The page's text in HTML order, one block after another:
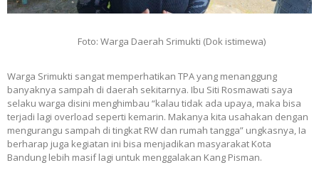
Foto: Warga Daerah Srimukti (Dok istimewa)
Warga Srimukti sangat memperhatikan TPA yang menanggung
banyaknya sampah di daerah sekitarnya. Ibu Siti Rosmawati saya
selaku warga disini menghimbau “kalau tidak ada upaya, maka bisa
terjadi lagi overload seperti kemarin. Makanya kita usahakan dengan
mengurangu sampah di tingkat RW dan rumah tangga” ungkasnya, Ia
berharap juga kegiatan ini bisa menjadikan masyarakat Kota
Bandung lebih masif lagi untuk menggalakan Kang Pisman.